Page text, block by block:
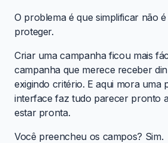
O problema é que simplificar não
proteger.
Criar uma campanha ficou mais
campanha que merece receber
exigindo critério. E aqui mora uma
interface faz tudo parecer pronto
estar pronta.
Você preencheu os campos? Sim.